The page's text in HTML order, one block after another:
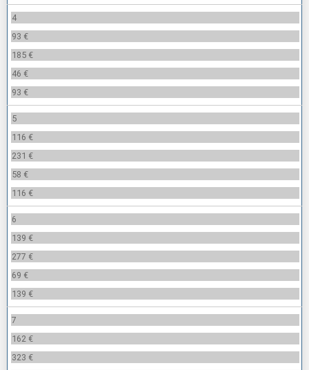
4
93 €
185 €
46 €
93 €
5
116 €
231 €
58 €
116 €
6
139 €
277 €
69 €
139 €
7
162 €
323 €